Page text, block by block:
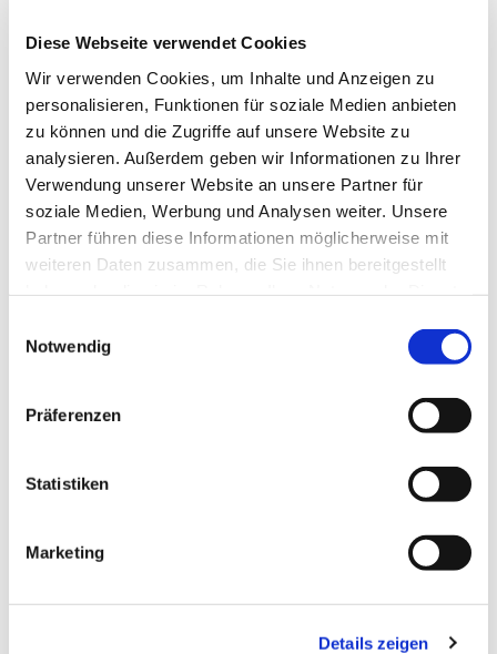
Diese Webseite verwendet Cookies
Wir verwenden Cookies, um Inhalte und Anzeigen zu
personalisieren, Funktionen für soziale Medien anbieten
zu können und die Zugriffe auf unsere Website zu
analysieren. Außerdem geben wir Informationen zu Ihrer
Verwendung unserer Website an unsere Partner für
soziale Medien, Werbung und Analysen weiter. Unsere
Partner führen diese Informationen möglicherweise mit
weiteren Daten zusammen, die Sie ihnen bereitgestellt
Notwendig
Präferenzen
Statistiken
Marketing
Details zeigen